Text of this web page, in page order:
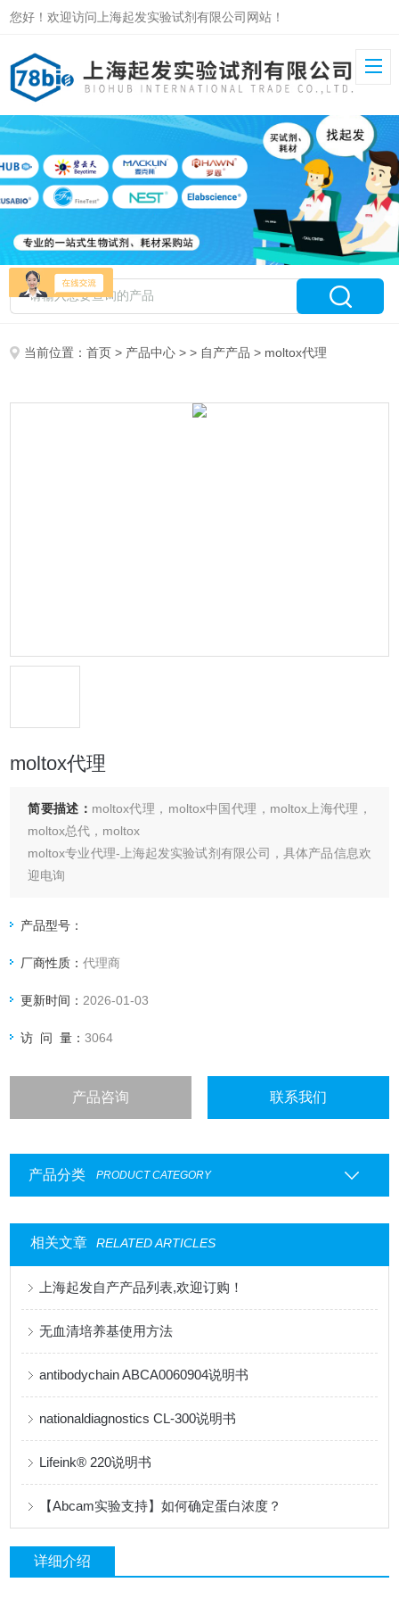
您好！欢迎访问上海起发实验试剂有限公司网站！
当前位置：首页 > 产品中心 > > 自产产品 > moltox代理
moltox代理
简要描述： moltox代理，moltox中国代理，moltox上海代理，
moltox总代，moltox
moltox专业代理-上海起发实验试剂有限公司，具体产品信息欢
迎电询
产品型号：
厂商性质：代理商
更新时间： 2026-01-03
访 问 量：3064
产品咨询 联系我们
产品分类 PRODUCT CATEGORY
相关文章 RELATED ARTICLES
上海起发自产产品列表,欢迎订购！
无血清培养基使用方法
antibodychain ABCA0060904说明书
nationaldiagnostics CL-300说明书
Lifeink® 220说明书
【Abcam实验支持】如何确定蛋白浓度？
详细介绍